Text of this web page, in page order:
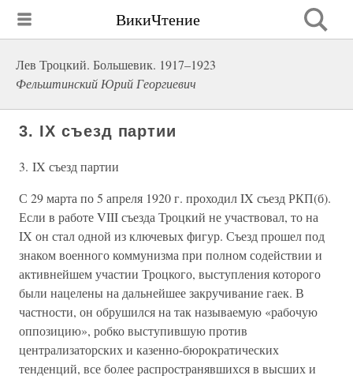
ВикиЧтение
Лев Троцкий. Большевик. 1917–1923
Фельштинский Юрий Георгиевич
3. IX съезд партии
3. IX съезд партии
С 29 марта по 5 апреля 1920 г. проходил IX съезд РКП(б).
Если в работе VIII съезда Троцкий не участвовал, то на
IX он стал одной из ключевых фигур. Съезд прошел под
знаком военного коммунизма при полном содействии и
активнейшем участии Троцкого, выступления которого
были нацелены на дальнейшее закручивание гаек. В
частности, он обрушился на так называемую «рабочую
оппозицию», робко выступившую против
централизаторских и казенно-бюрократических
тенденций, все более распространявшихся в высших и